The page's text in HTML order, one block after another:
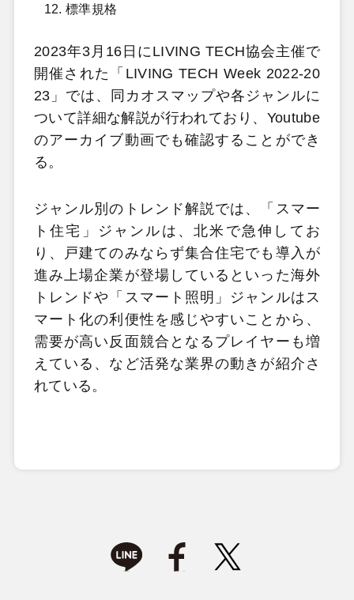
標準規格
2023年3月16日にLIVING TECH協会主催で
開催された「LIVING TECH Week 2022-20
23」では、同カオスマップや各ジャンルに
ついて詳細な解説が行われており、Youtube
のアーカイブ動画でも確認することができ
る。
ジャンル別のトレンド解説では、「スマー
ト住宅」ジャンルは、北米で急伸してお
り、戸建てのみならず集合住宅でも導入が
進み上場企業が登場しているといった海外
トレンドや「スマート照明」ジャンルはス
マート化の利便性を感じやすいことから、
需要が高い反面競合となるプレイヤーも増
えている、など活発な業界の動きが紹介さ
れている。